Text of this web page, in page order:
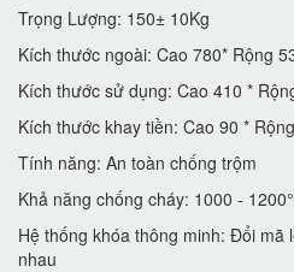
Trọng Lượng: 150± 10Kg
Kích thước ngoài: Cao 780* Rộng
Kích thước sử dụng: Cao 410 *
Kích thước khay tiền: Cao 90 *
Tính năng: An toàn chống trộm
Khả năng chống cháy: 1000 -
Hệ thống khóa thông minh: Đổi mã
nhau